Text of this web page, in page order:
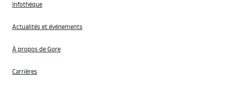
Infothèque
Actualités et événements
À propos de Gore
Carrières